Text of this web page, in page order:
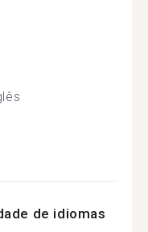
de idiomas